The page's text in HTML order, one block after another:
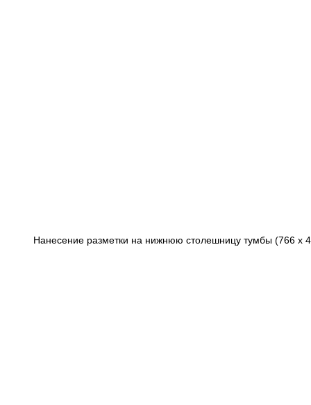
Нанесение разметки на нижнюю столешницу тумбы (766 х